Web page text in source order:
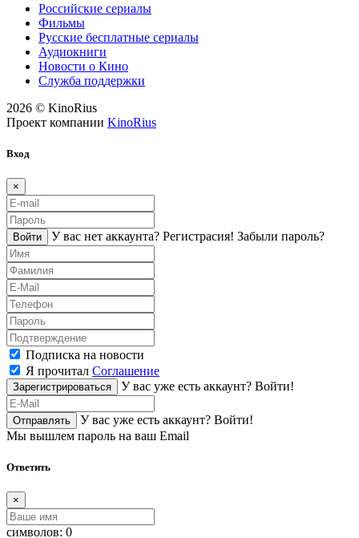
Российские сериалы
Фильмы
Русские бесплатные сериалы
Аудиокниги
Новости о Кино
Служба поддержки
2026 © KinoRius
Проект компании KinoRius
Вход
×
Войти У вас нет аккаунта? Регистраcия! Забыли пароль?
Подписка на новости
Я прочитал Соглашение
Зарегистрироваться У вас уже есть аккаунт? Войти!
Отправлять У вас уже есть аккаунт? Войти!
Мы вышлем пароль на ваш Email
Ответить
×
символов: 0